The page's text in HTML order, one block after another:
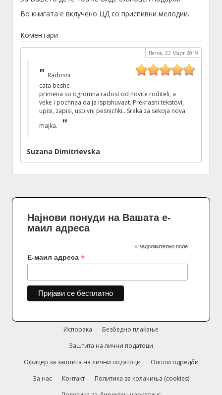
Во книгата е вклучено ЦД со приспивни мелодии.
Коментари
Петок, 22 Март 2019
Radosni
cata beshe
primena so ogromna radost od novite roditeli, a
veke i pochnaa da ja ispishuvaat. Prekrasni tekstovi,
upisi, zapisi, uspivni pesnichki...Sreka za sekoja nova
majka.
Suzana Dimitrievska
Најнови понуди на Вашата е-
маил адреса
* задолжително поле
Е-маил адреса *
Испорака
Безбедно плаќање
Заштита на лични податоци
Офицер за заштита на лични податоци
Општи одредби
За нас
Контакт
Политика за колачиња (cookies)